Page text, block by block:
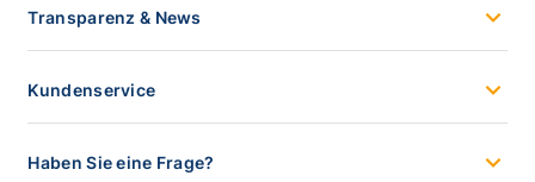
Transparenz & News
Kundenservice
Haben Sie eine Frage?